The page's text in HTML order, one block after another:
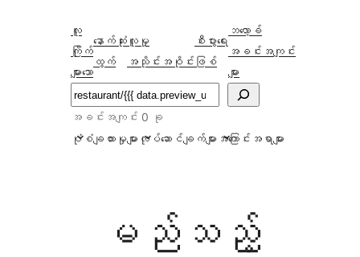
လူ
ကြိုက်
များသော
နောက်ဆုံး
ထွက်
လူမှု
အသိုင်းအဝိုင်း
စီးပွားရေး
ဖြစ်
ဘလော့ခ်
အခင်းအကျင်း
များ
ရှာ
ပါ
အခင်းအကျင်း 0 ခု
ပုံစံချထားမှုများ လုပ်ဆောင်ချက်များ အကြောင်းအရာများ
မည်သည့်